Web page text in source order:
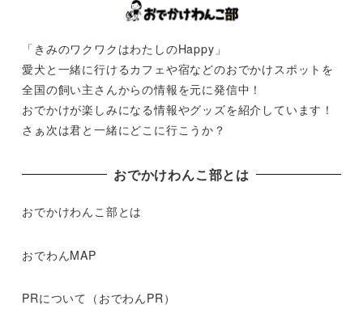
「きみのワクワクはわたしのHappy」
愛犬と一緒に行けるカフェや宿などのおでかけスポットを
全国の飼い主さんからの情報を元に発信中！
おでかけが楽しみになる情報やグッズを紹介しています！
さぁ次は君と一緒にどこに行こうか？
おでかけわんこ部とは
おでかけわんこ部とは
おでわんMAP
PRについて（おでわんPR）